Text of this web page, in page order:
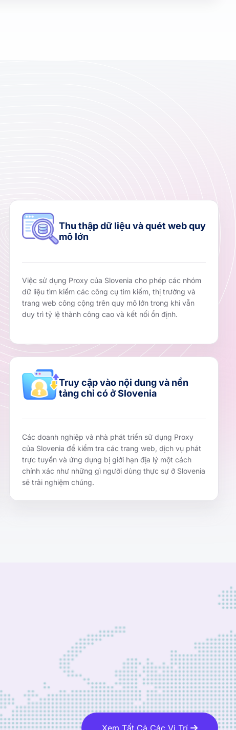
Thu thập dữ liệu và quét web quy
mô lớn
Việc sử dụng Proxy của Slovenia cho phép các nhóm
dữ liệu tìm kiếm các công cụ tìm kiếm, thị trường và
trang web công cộng trên quy mô lớn trong khi vẫn
duy trì tỷ lệ thành công cao và kết nối ổn định.
Truy cập vào nội dung và nền
tảng chỉ có ở Slovenia
Các doanh nghiệp và nhà phát triển sử dụng Proxy
của Slovenia để kiểm tra các trang web, dịch vụ phát
trực tuyến và ứng dụng bị giới hạn địa lý một cách
chính xác như những gì người dùng thực sự ở Slovenia
sẽ trải nghiệm chúng.